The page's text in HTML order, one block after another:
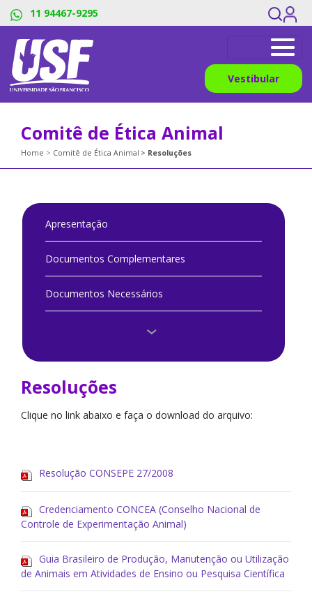
11 94467-9295
Vestibular
Comitê de Ética Animal
Home Comitê de Ética Animal Resoluções
Apresentação
Documentos Complementares
Documentos Necessários
Resoluções
Reuniões
Resoluções
Clique no link abaixo e faça o download do arquivo:
Resolução CONSEPE 27/2008
Credenciamento CONCEA (Conselho Nacional de
Controle de Experimentação Animal)
Guia Brasileiro de Produção, Manutenção ou Utilização
de Animais em Atividades de Ensino ou Pesquisa Científica